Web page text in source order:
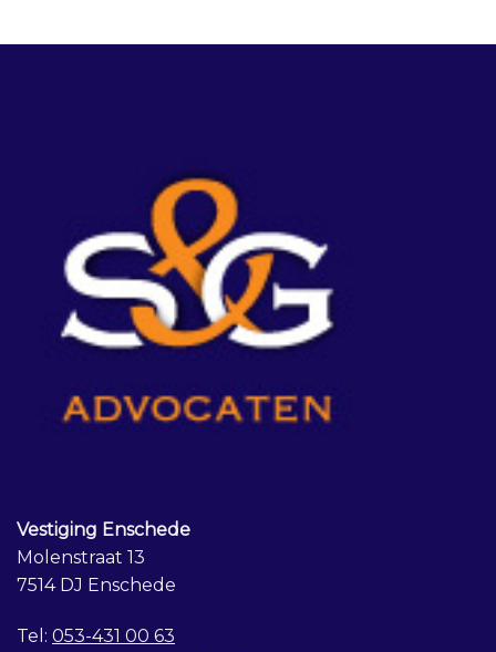
Vestiging Enschede
Molenstraat 13
7514 DJ Enschede
Tel: 053-431 00 63